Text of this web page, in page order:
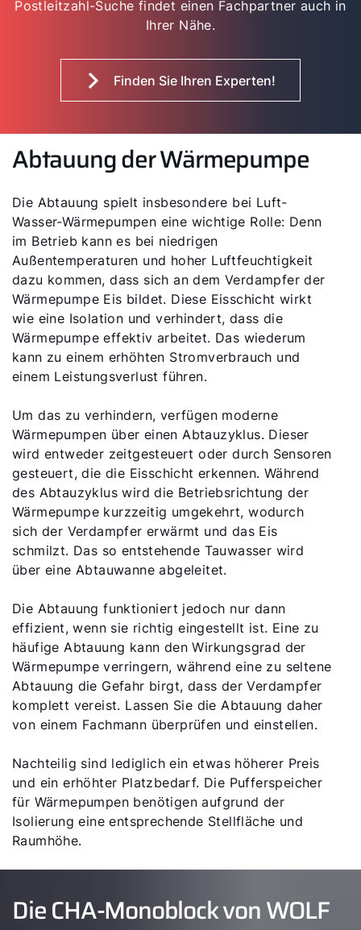
Postleitzahl-Suche findet einen Fachpartner auch in
Ihrer Nähe.
Finden Sie Ihren Experten!
Abtauung der Wärmepumpe
Die Abtauung spielt insbesondere bei Luft-
Wasser-Wärmepumpen eine wichtige Rolle: Denn
im Betrieb kann es bei niedrigen
Außentemperaturen und hoher Luftfeuchtigkeit
dazu kommen, dass sich an dem Verdampfer der
Wärmepumpe Eis bildet. Diese Eisschicht wirkt
wie eine Isolation und verhindert, dass die
Wärmepumpe effektiv arbeitet. Das wiederum
kann zu einem erhöhten Stromverbrauch und
einem Leistungsverlust führen.
Um das zu verhindern, verfügen moderne
Wärmepumpen über einen Abtauzyklus. Dieser
wird entweder zeitgesteuert oder durch Sensoren
gesteuert, die die Eisschicht erkennen. Während
des Abtauzyklus wird die Betriebsrichtung der
Wärmepumpe kurzzeitig umgekehrt, wodurch
sich der Verdampfer erwärmt und das Eis
schmilzt. Das so entstehende Tauwasser wird
über eine Abtauwanne abgeleitet.
Die Abtauung funktioniert jedoch nur dann
effizient, wenn sie richtig eingestellt ist. Eine zu
häufige Abtauung kann den Wirkungsgrad der
Wärmepumpe verringern, während eine zu seltene
Abtauung die Gefahr birgt, dass der Verdampfer
komplett vereist. Lassen Sie die Abtauung daher
von einem Fachmann überprüfen und einstellen.
Nachteilig sind lediglich ein etwas höherer Preis
und ein erhöhter Platzbedarf. Die Pufferspeicher
für Wärmepumpen benötigen aufgrund der
Isolierung eine entsprechende Stellfläche und
Raumhöhe.
Die CHA-Monoblock von WOLF